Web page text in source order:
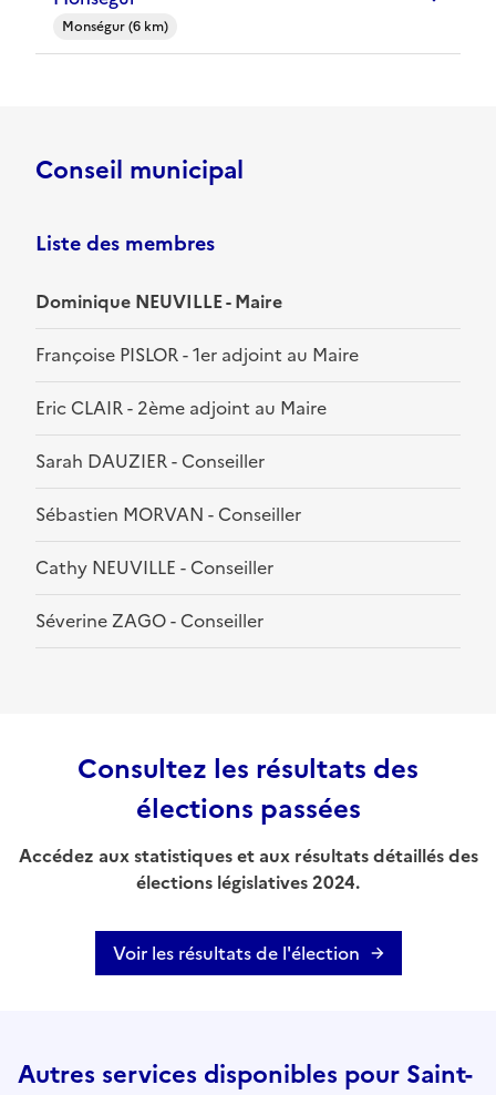
Monségur (6 km)
Conseil municipal
Liste des membres
Dominique NEUVILLE - Maire
Françoise PISLOR - 1er adjoint au Maire
Eric CLAIR - 2ème adjoint au Maire
Sarah DAUZIER - Conseiller
Sébastien MORVAN - Conseiller
Cathy NEUVILLE - Conseiller
Séverine ZAGO - Conseiller
Consultez les résultats des
élections passées
Accédez aux statistiques et aux résultats détaillés des
élections législatives 2024.
Voir les résultats de l'élection
Autres services disponibles pour Saint-